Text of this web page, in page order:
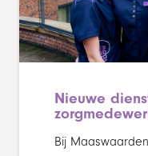
Nieuwe
Bij